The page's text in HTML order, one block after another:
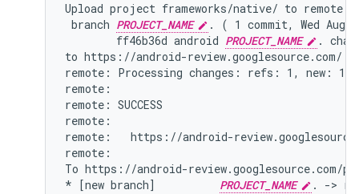
Upload project frameworks/native/ to remote
branch PROJECT_NAME
. ( 1 commit, Wed Aug
        ff46b36d android
PROJECT_NAME
.
to https://android-review.googlesource.com/
remote: Processing changes: refs: 1, new: 1,
remote:
remote: SUCCESS
remote:
remote:   https://android-
remote:
To https://android-review.googlesource.com/
* [new branch] PROJECT_NAME